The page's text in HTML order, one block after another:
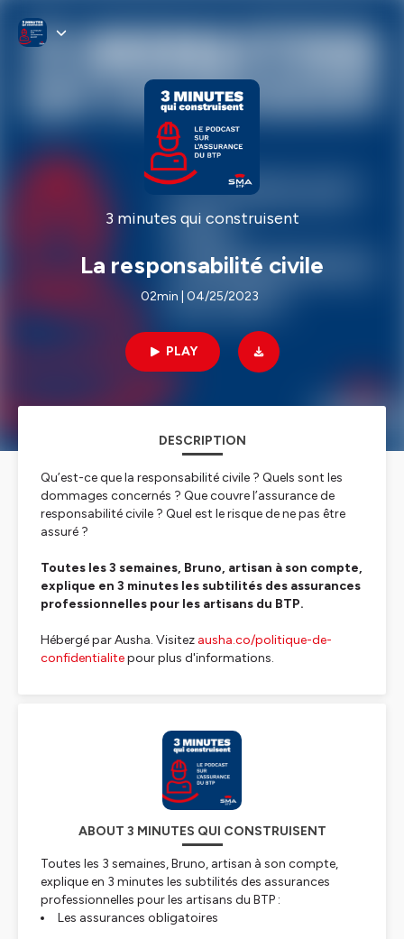
3 minutes qui construisent
La responsabilité civile
02min | 04/25/2023
PLAY
DESCRIPTION
Qu’est-ce que la responsabilité civile ? Quels sont les
dommages concernés ? Que couvre l’assurance de
responsabilité civile ? Quel est le risque de ne pas être
assuré ?
Toutes les 3 semaines, Bruno, artisan à son compte,
explique en 3 minutes les subtilités des assurances
professionnelles pour les artisans du BTP.
Hébergé par Ausha. Visitez ausha.co/politique-de-
confidentialitepour plus d'informations.
ABOUT 3 MINUTES QUI CONSTRUISENT
Toutes les 3 semaines, Bruno, artisan à son compte,
explique en 3 minutes les subtilités des assurances
professionnelles pour les artisans du BTP :
Les assurances obligatoires